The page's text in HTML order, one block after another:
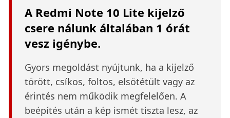
A Redmi Note 10 Lite kijelző
csere nálunk általában 1 órát
vesz igénybe.
Gyors megoldást nyújtunk, ha a kijelző
törött, csíkos, foltos, elsötétült vagy az
érintés nem működik megfelelően. A
beépítés után a kép ismét tiszta lesz, az